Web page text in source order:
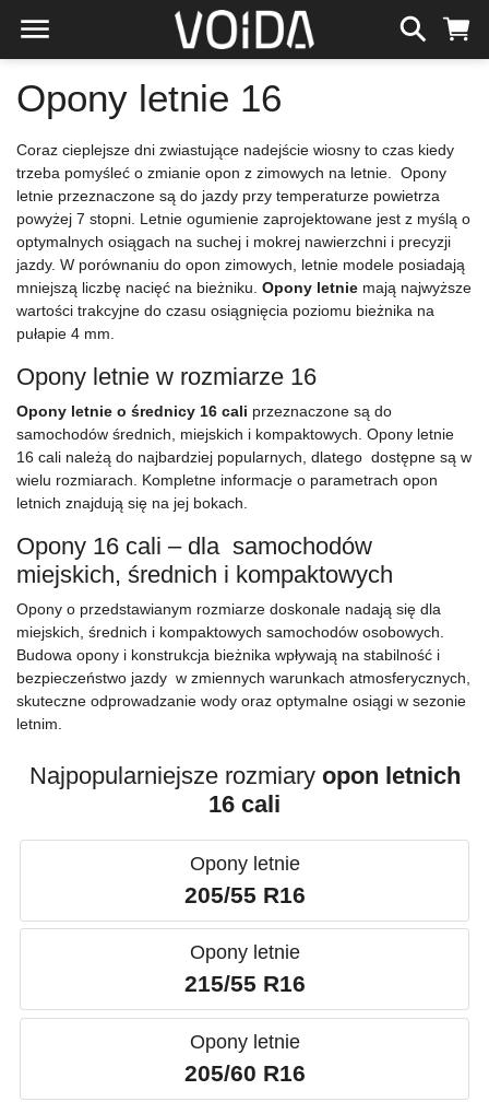
Opony letnie 16
Coraz cieplejsze dni zwiastujące nadejście wiosny to czas kiedy
trzeba pomyśleć o zmianie opon z zimowych na letnie. Opony
letnie przeznaczone są do jazdy przy temperaturze powietrza
powyżej 7 stopni. Letnie ogumienie zaprojektowane jest z myślą o
optymalnych osiągach na suchej i mokrej nawierzchni i precyzji
jazdy. W porównaniu do opon zimowych, letnie modele posiadają
mniejszą liczbę nacięć na bieżniku. Opony letnie mają najwyższe
wartości trakcyjne do czasu osiągnięcia poziomu bieżnika na
pułapie 4 mm.
Opony letnie w rozmiarze 16
Opony letnie o średnicy 16 cali przeznaczone są do
samochodów średnich, miejskich i kompaktowych. Opony letnie
16 cali należą do najbardziej popularnych, dlatego dostępne są w
wielu rozmiarach. Kompletne informacje o parametrach opon
letnich znajdują się na jej bokach.
Opony 16 cali – dla samochodów
miejskich, średnich i kompaktowych
Opony o przedstawianym rozmiarze doskonale nadają się dla
miejskich, średnich i kompaktowych samochodów osobowych.
Budowa opony i konstrukcja bieżnika wpływają na stabilność i
bezpieczeństwo jazdy w zmiennych warunkach atmosferycznych,
skuteczne odprowadzanie wody oraz optymalne osiągi w sezonie
letnim.
Najpopularniejsze rozmiary opon letnich
16 cali
Opony letnie
205/55 R16
Opony letnie
215/55 R16
Opony letnie
205/60 R16